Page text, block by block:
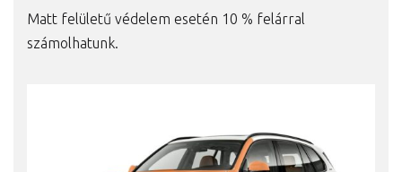
Matt felületű védelem esetén 10 % felárral
számolhatunk.